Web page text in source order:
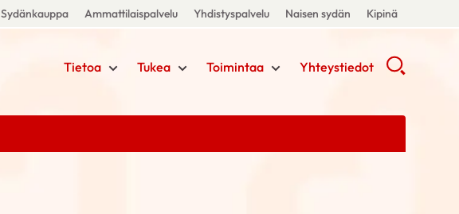
Sydänkauppa Ammattilaispalvelu Yhdistyspalvelu Naisen sydän Kipinä
Tietoa Tukea Toimintaa Yhteystiedot